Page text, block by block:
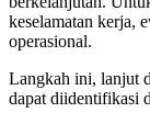
keselamatan kerja,
operasional.
Langkah ini, lanjut
dapat diidentifikasi